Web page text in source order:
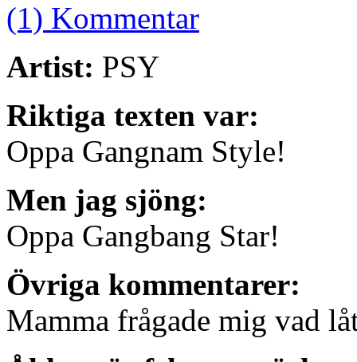
(1) Kommentar
Artist: PSY
Riktiga texten var:
Oppa Gangnam Style!
Men jag sjöng:
Oppa Gangbang Star!
Övriga kommentarer:
Mamma frågade mig vad